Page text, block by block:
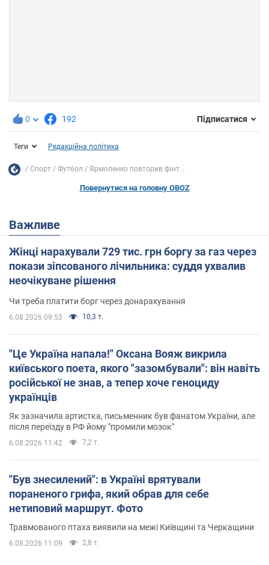
0 192 Підписатися
Теги Редакційна політика
Спорт Футбол Ярмоленко повторив фінт...
Повернутися на головну OBOZ
Важливе
Жінці нарахували 729 тис. грн боргу за газ через
покази зіпсованого лічильника: суддя ухвалив
неочікуване рішення
Чи треба платити борг через донарахування
6.08.2026 09:53 10,3 т.
"Це Україна напала!" Оксана Вояж викрила
київського поета, якого "зазомбували": він навіть
російської не знав, а тепер хоче геноциду
українців
Як зазначила артистка, письменник був фанатом України, але
після переїзду в РФ йому "промили мозок"
6.08.2026 11:42 7,2 т.
"Був знесилений": в Україні врятували
пораненого грифа, який обрав для себе
нетиповий маршрут. Фото
Травмованого птаха виявили на межі Київщині та Черкащини
6.08.2026 11:09 2,8 т.